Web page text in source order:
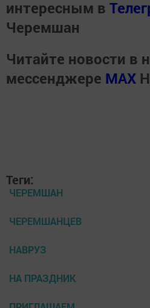
интересным в
Черемшан
Читайте новости в
мессенджере MАХ
Теги:
ЧЕРЕМШАН
ЧЕРЕМШАНЦЕВ
НАВРУЗ
НА ПРАЗДНИК